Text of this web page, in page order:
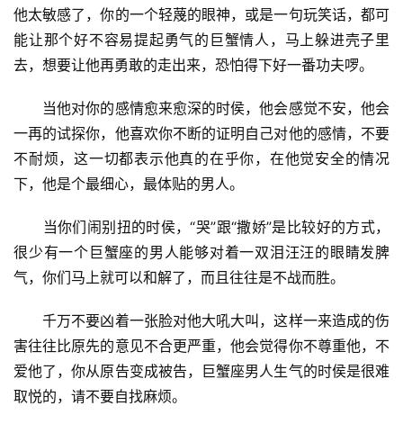
他太敏感了，你的一个轻蔑的眼神，或是一句玩笑话，都可
能让那个好不容易提起勇气的巨蟹情人，马上躲进壳子里
去，想要让他再勇敢的走出来，恐怕得下好一番功夫啰。
当他对你的感情愈来愈深的时侯，他会感觉不安，他会
一再的试探你，他喜欢你不断的证明自己对他的感情，不要
不耐烦，这一切都表示他真的在乎你，在他觉安全的情况
下，他是个最细心，最体贴的男人。
当你们闹别扭的时侯，“哭”跟“撒娇”是比较好的方式，
很少有一个巨蟹座的男人能够对着一双泪汪汪的眼睛发脾
气，你们马上就可以和解了，而且往往是不战而胜。
千万不要凶着一张脸对他大吼大叫，这样一来造成的伤
害往往比原先的意见不合更严重，他会觉得你不尊重他，不
爱他了，你从原告变成被告，巨蟹座男人生气的时侯是很难
取悦的，请不要自找麻烦。